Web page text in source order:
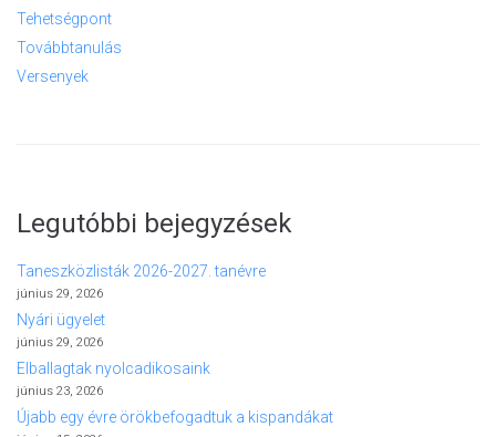
Tehetségpont
Továbbtanulás
Versenyek
Legutóbbi bejegyzések
Taneszközlisták 2026-2027. tanévre
június 29, 2026
Nyári ügyelet
június 29, 2026
Elballagtak nyolcadikosaink
június 23, 2026
Újabb egy évre örökbefogadtuk a kispandákat